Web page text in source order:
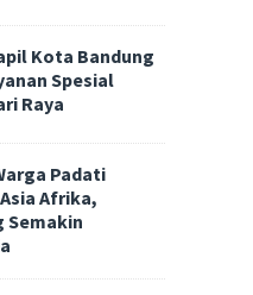
Kota Bandung
Spesial
Raya
Padati
Afrika,
Semakin